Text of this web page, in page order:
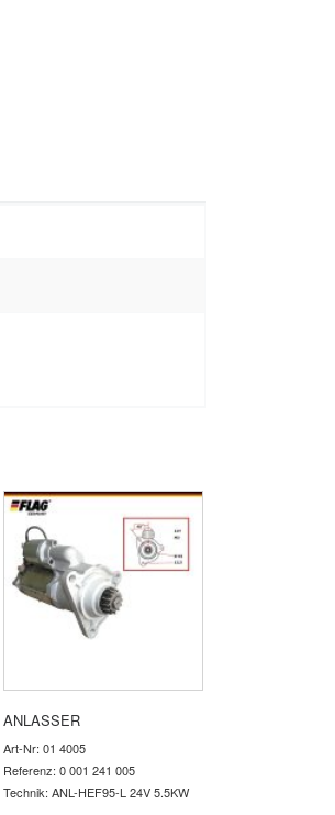
ANLASSER
Art-Nr: 01 4005
Referenz: 0 001 241 005
Technik: ANL-HEF95-L 24V 5.5KW